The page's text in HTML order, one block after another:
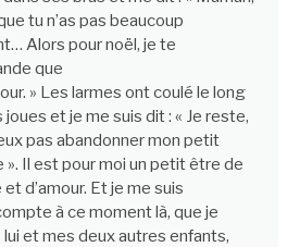
tu n’as pas beaucoup
Alors pour noël, je te
que
» Les larmes ont coulé le long
joues et je me suis dit : « Je reste,
pas abandonner mon petit
». Il est pour moi un petit être de
d’amour. Et je me suis
à ce moment là, que je
lui et mes deux autres enfants,